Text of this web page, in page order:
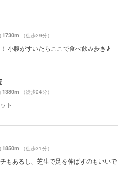
1730m （徒歩29分）
小腹がすいたらここで食べ飲み歩き♪
1380m （徒歩24分）
ト
1850m （徒歩31分）
もあるし、芝生で足を伸ばすのもいいで